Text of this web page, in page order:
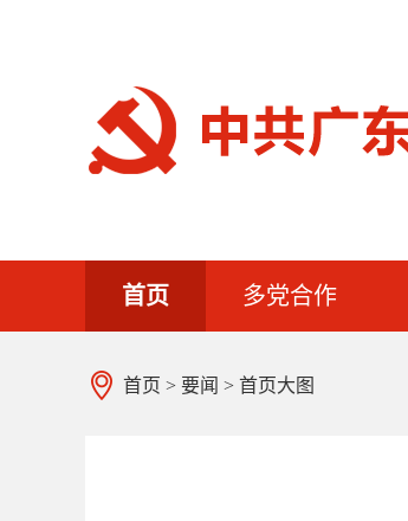
首页 多党合作
首页 > 要闻 > 首页大图